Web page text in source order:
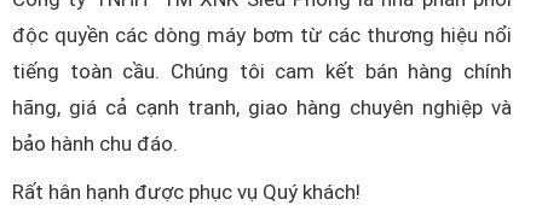
độc quyền các dòng máy bơm từ các thương hiệu nổi
tiếng toàn cầu. Chúng tôi cam kết bán hàng chính
hãng, giá cả cạnh tranh, giao hàng chuyên nghiệp và
bảo hành chu đáo.
Rất hân hạnh được phục vụ Quý khách!